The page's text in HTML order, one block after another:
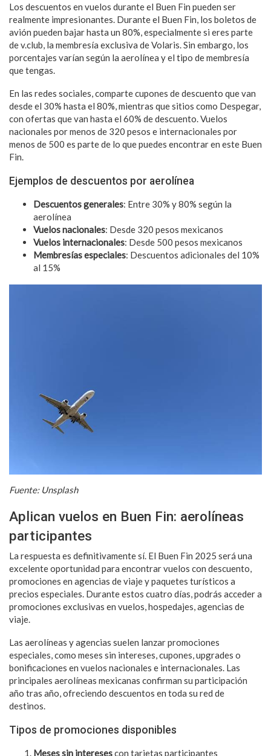
Los descuentos en vuelos durante el Buen Fin pueden ser
realmente impresionantes. Durante el Buen Fin, los boletos de
avión pueden bajar hasta un 80%, especialmente si eres parte
de v.club, la membresía exclusiva de Volaris. Sin embargo, los
porcentajes varían según la aerolínea y el tipo de membresía
que tengas.
En las redes sociales, comparte cupones de descuento que van
desde el 30% hasta el 80%, mientras que sitios como Despegar,
con ofertas que van hasta el 60% de descuento. Vuelos
nacionales por menos de 320 pesos e internacionales por
menos de 500 es parte de lo que puedes encontrar en este Buen
Fin.
Ejemplos de descuentos por aerolínea
Descuentos generales: Entre 30% y 80% según la
aerolínea
Vuelos nacionales: Desde 320 pesos mexicanos
Vuelos internacionales: Desde 500 pesos mexicanos
Membresías especiales: Descuentos adicionales del 10%
al 15%
Fuente: Unsplash
Aplican vuelos en Buen Fin: aerolíneas
participantes
La respuesta es definitivamente sí. El Buen Fin 2025 será una
excelente oportunidad para encontrar vuelos con descuento,
promociones en agencias de viaje y paquetes turísticos a
precios especiales. Durante estos cuatro días, podrás acceder a
promociones exclusivas en vuelos, hospedajes, agencias de
viaje.
Las aerolíneas y agencias suelen lanzar promociones
especiales, como meses sin intereses, cupones, upgrades o
bonificaciones en vuelos nacionales e internacionales. Las
principales aerolíneas mexicanas confirman su participación
año tras año, ofreciendo descuentos en toda su red de
destinos.
Tipos de promociones disponibles
Meses sin interesescon tarjetas participantes